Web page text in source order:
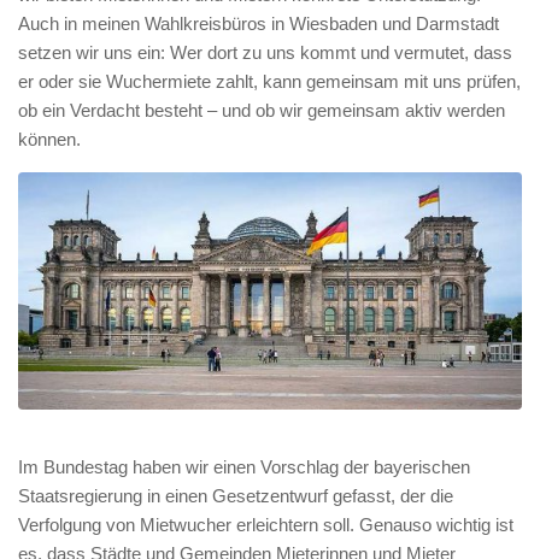
Auch in meinen Wahlkreisbüros in Wiesbaden und Darmstadt
setzen wir uns ein: Wer dort zu uns kommt und vermutet, dass
er oder sie Wuchermiete zahlt, kann gemeinsam mit uns prüfen,
ob ein Verdacht besteht – und ob wir gemeinsam aktiv werden
können.
Im Bundestag haben wir einen Vorschlag der bayerischen
Staatsregierung in einen Gesetzentwurf gefasst, der die
Verfolgung von Mietwucher erleichtern soll. Genauso wichtig ist
es, dass Städte und Gemeinden Mieterinnen und Mieter